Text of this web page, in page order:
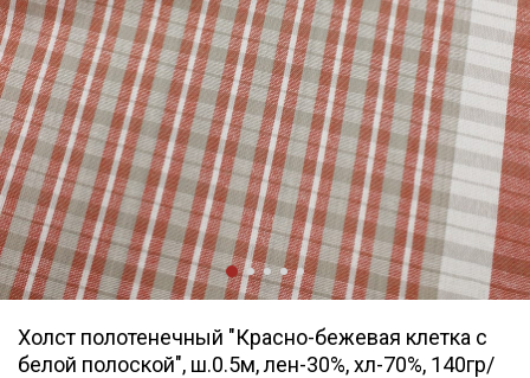
Холст полотенечный "Красно-бежевая клетка с
белой полоской", ш.0.5м, лен-30%, хл-70%, 140гр/